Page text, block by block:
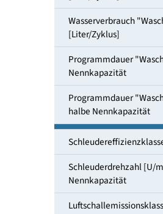
Energieverbrauch
[kWh/100 Zyklen]
Energieverbrauch
[kWh/Zyklus]
Wasserverbrauch
[Liter/Zyklus]
Programmdauer
Nennkapazität
Programmdauer
halbe